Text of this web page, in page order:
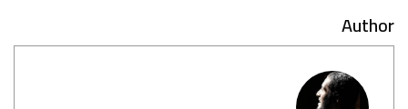
Author